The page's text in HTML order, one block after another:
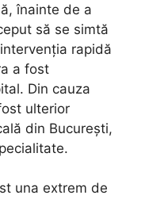
înainte de a
să se simtă
rapidă
a fost
Din cauza
ulterior
din București,
una extrem de